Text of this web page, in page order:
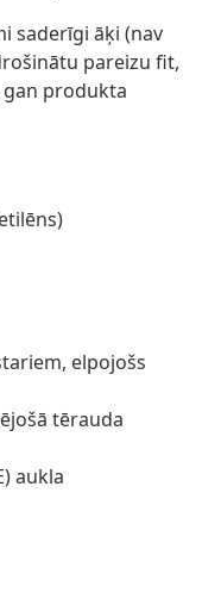
saderīgi āķi (nav
pareizu fit,
produkta
elpojošs
tērauda
aukla